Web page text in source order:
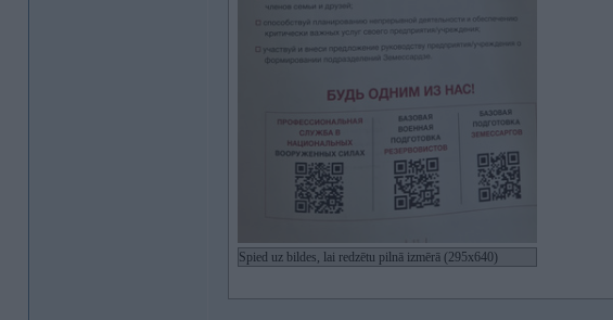
Spied uz bildes, lai redzētu pilnā izmērā (295x640)